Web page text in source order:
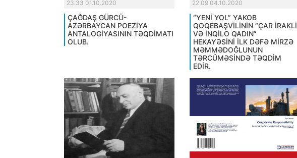
23:33 01.10.2020
ÇAĞDAŞ GÜRCÜ-
AZƏRBAYCAN POEZİYA
ANTALOGİYASININ TƏQDİMATI
OLUB.
22:09 04.10.2020
“YENİ YOL” YAKOB
QOQEBAŞVİLİNİN “ÇAR İRAKLİ
VƏ İNQİLO QADIN”
HEKAYƏSİNİ İLK DƏFƏ MİRZƏ
MƏMMƏDOĞLUNUN
TƏRCÜMƏSİNDƏ TƏQDİM
EDİR.